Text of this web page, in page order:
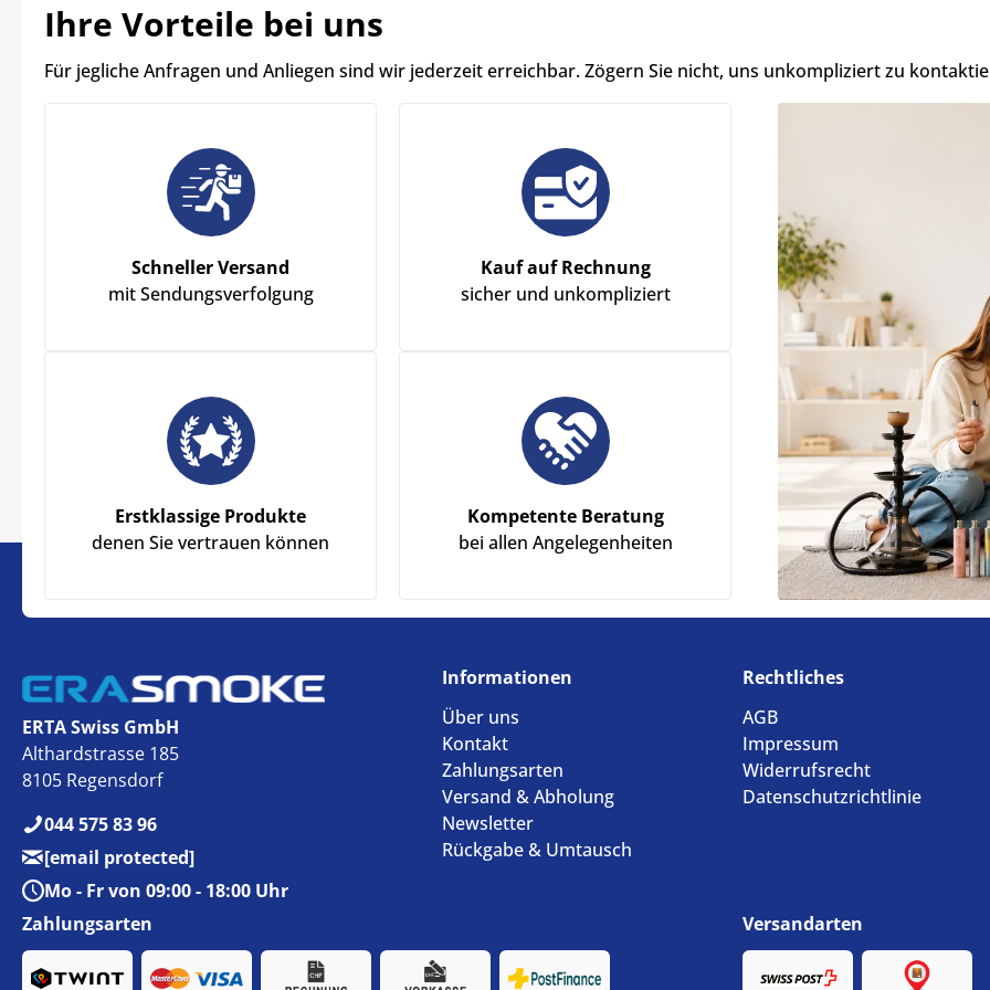
Ihre Vorteile bei uns
Für jegliche Anfragen und Anliegen sind wir jederzeit erreichbar. Zögern Sie nicht, uns unkompliziert zu
Schneller Versand
mit Sendungsverfolgung
Kauf auf Rechnung
sicher und unkompliziert
Erstklassige Produkte
denen Sie vertrauen können
Kompetente Beratung
bei allen Angelegenheiten
ERTA Swiss GmbH
Althardstrasse 185
8105 Regensdorf
044 575 83 96
[email protected]
Mo - Fr von 09:00 - 18:00 Uhr
Informationen
Über uns
Kontakt
Zahlungsarten
Versand & Abholung
Newsletter
Rückgabe & Umtausch
Rechtliches
AGB
Impressum
Widerrufsrecht
Datenschutzrichtlinie
Zahlungsarten Versandarten